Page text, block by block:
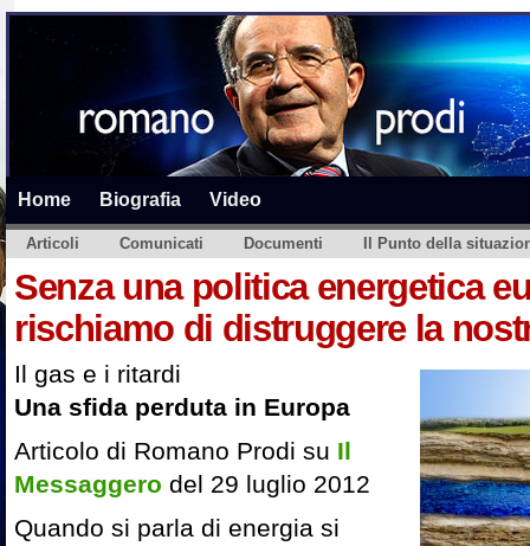
Home Biografia Video
Articoli Comunicati Documenti Il Punto della
Senza una politica energetica
rischiamo di distruggere la
Il gas e i ritardi
Una sfida perduta in Europa
Articolo di Romano Prodi su Il
Messaggero del 29 luglio 2012
Quando si parla di energia si